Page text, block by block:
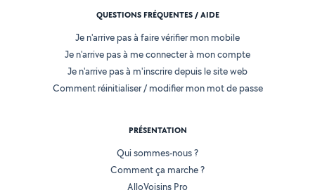
QUESTIONS FRÉQUENTES / AIDE
Je n'arrive pas à faire vérifier mon mobile
Je n'arrive pas à me connecter à mon compte
Je n'arrive pas à m'inscrire depuis le site web
Comment réinitialiser / modifier mon mot de passe
PRÉSENTATION
Qui sommes-nous ?
Comment ça marche ?
AlloVoisins Pro